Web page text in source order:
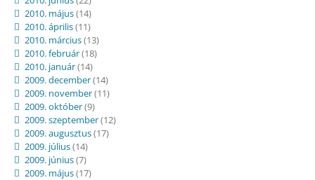
2010. május(14)
2010. április(11)
2010. március(13)
2010. február(18)
2010. január(14)
2009. december(14)
2009. november(11)
2009. október(9)
2009. szeptember(12)
2009. augusztus(17)
2009. július(14)
2009. június(7)
2009. május(17)